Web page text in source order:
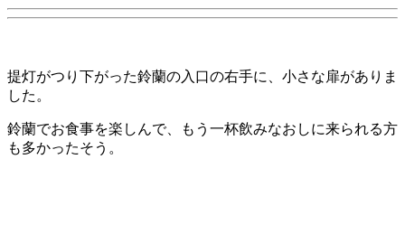
提灯がつり下がった鈴蘭の入口の右手に、小さな扉がありま
した。
鈴蘭でお食事を楽しんで、もう一杯飲みなおしに来られる方
も多かったそう。